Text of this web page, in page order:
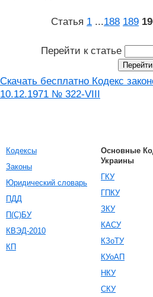
Статья 1 ...188 189
Перейти к статье
Скачать бесплатно Кодекс
10.12.1971 № 322-VIII
Кодексы
Законы
Юридический словарь
ПДД
П(С)БУ
КВЭД-2010
КП
Основные
Украины
ГКУ
ГПКУ
ЗКУ
КАСУ
КЗоТУ
КУоАП
НКУ
СКУ